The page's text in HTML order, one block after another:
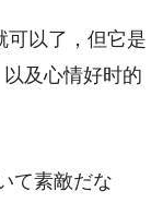
可以了，但它是
及心情好时的
て素敵だな